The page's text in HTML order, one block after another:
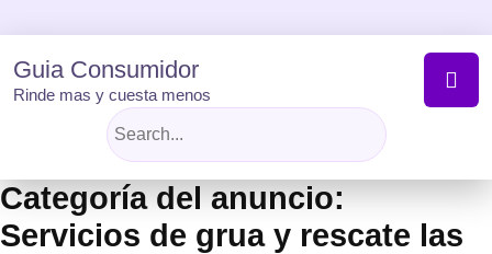
to
content
Guia Consumidor
Rinde mas y cuesta menos
Categoría del anuncio:
Servicios de grua y rescate las